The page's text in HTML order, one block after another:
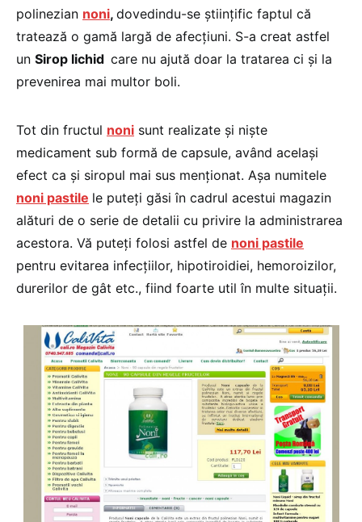
polinezian noni, dovedindu-se ştiinţific faptul că
tratează o gamă largă de afecţiuni. S-a creat astfel
un Sirop lichid care nu ajută doar la tratarea ci şi la
prevenirea mai multor boli.
Tot din fructul noni sunt realizate şi nişte
medicament sub formă de capsule, având acelaşi
efect ca şi siropul mai sus menţionat. Aşa numitele
noni pastile le puteţi găsi în cadrul acestui magazin
alături de o serie de detalii cu privire la administrarea
acestora. Vă puteţi folosi astfel de noni pastile
pentru evitarea infecţiilor, hipotiroidiei, hemoroizilor,
durerilor de gât etc., fiind foarte util în multe situaţii.